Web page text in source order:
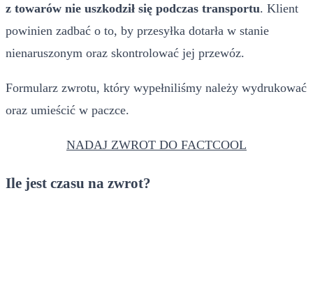
z towarów nie uszkodził się podczas transportu. Klient
powinien zadbać o to, by przesyłka dotarła w stanie
nienaruszonym oraz skontrolować jej przewóz.
Formularz zwrotu, który wypełniliśmy należy wydrukować
oraz umieścić w paczce.
NADAJ ZWROT DO FACTCOOL
Ile jest czasu na zwrot?